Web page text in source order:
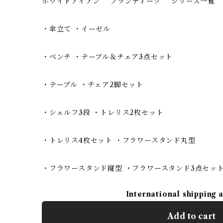
・傘立て ・イーゼル
・ベンチ ・テーブル＆チェア3点セット
・テーブル ・チェア2脚セット
・シェルフ3段 ・トレリス2枚セット
・トレリス4枚セット ・フラワースタンド丸型
・フラワースタンド縦型 ・フラワースタンド3点セッ
International shipping
Add to cart